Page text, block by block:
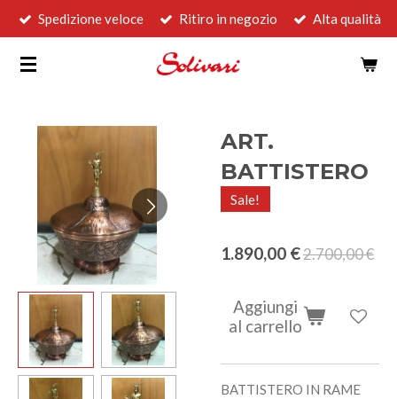
Vai
contenuto
Spedizione veloce Ritiro in negozio Alta qualità
ART.
BATTISTERO
Sale!
1.890,00 €2.700,00 €
Aggiungi
al carrello
BATTISTERO IN RAME